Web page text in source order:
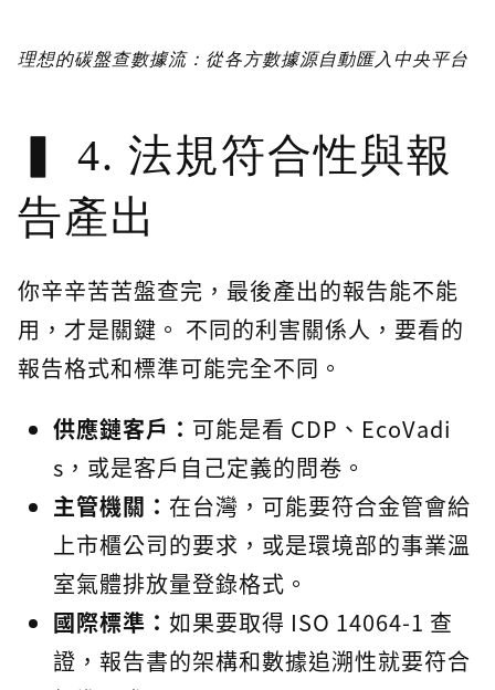
理想的碳盤查數據流：從各方數據源自動匯入中央平台
4. 法規符合性與報
告產出
你辛辛苦苦盤查完，最後產出的報告能不能
用，才是關鍵。 不同的利害關係人，要看的
報告格式和標準可能完全不同。
供應鏈客戶： 可能是看 CDP、EcoVadi
s，或是客戶自己定義的問卷。
主管機關： 在台灣，可能要符合金管會給
上市櫃公司的要求，或是環境部的事業溫
室氣體排放量登錄格式。
國際標準： 如果要取得 ISO 14064-1 查
證，報告書的架構和數據追溯性就要符合